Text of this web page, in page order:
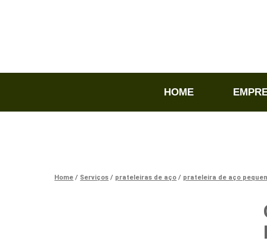
HOME
Home Serviços prateleiras de aço prateleira de aço